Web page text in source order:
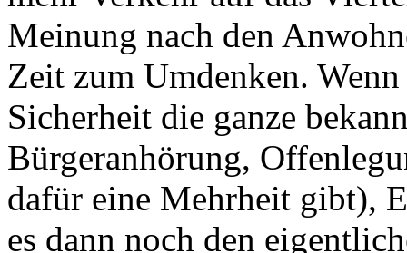
Meinung nach den
Zeit zum Umdenken.
Sicherheit die ganze
Bürgeranhörung,
dafür eine Mehrheit gibt),
es dann noch den